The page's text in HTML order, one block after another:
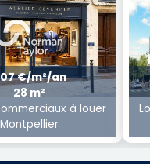
€/m²/an
28 m²
à louer
Montpellier